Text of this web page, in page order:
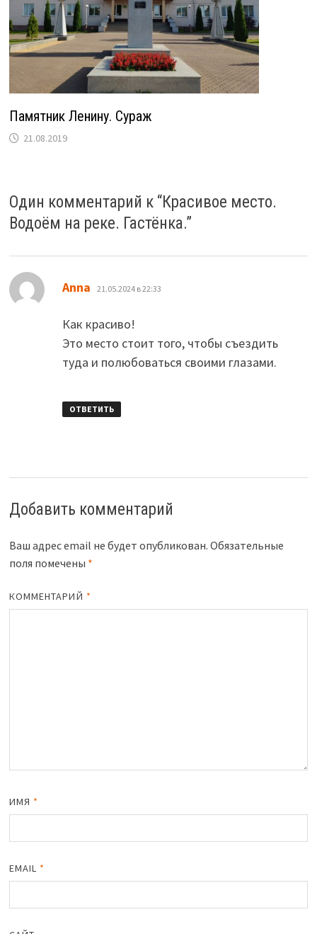
Памятник Ленину. Сураж
21.08.2019
Один комментарий к “Красивое место.
Водоём на реке. Гастёнка.”
Anna 21.05.2024 в 22:33
Как красиво!
Это место стоит того, чтобы съездить
туда и полюбоваться своими глазами.
ОТВЕТИТЬ
Добавить комментарий
Ваш адрес email не будет опубликован. Обязательные
поля помечены *
КОММЕНТАРИЙ *
ИМЯ *
EMAIL *